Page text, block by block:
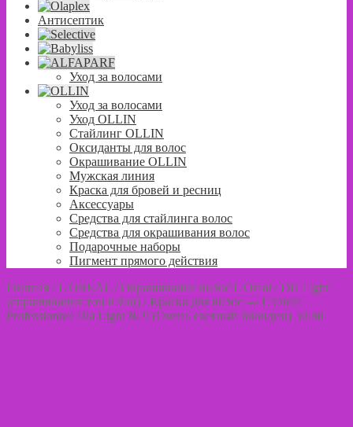
Антисептик
Уход за волосами
Уход за волосами
Уход OLLIN
Стайлинг OLLIN
Оксиданты для волос
Окрашивание OLLIN
Мужская линия
Краска для бровей и ресниц
Аксессуары
Средства для стайлинга волос
Средства для окрашивания волос
Подарочные наборы
Пигмент прямого действия
Главная / L'OREAL /Окрашивание волос L'Oreal / Dia Light
(окрашивания тон в тон) / Краска для волос — L’Oreal
Professionnel Dia Light № 9 (Очень светлый блондин) 50 ml